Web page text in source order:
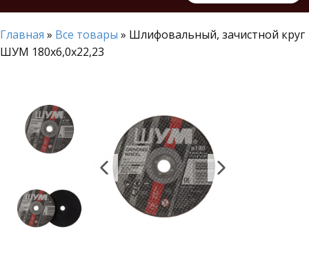
Главная » Все товары » Шлифовальный, зачистной круг
ШУМ 180х6,0х22,23